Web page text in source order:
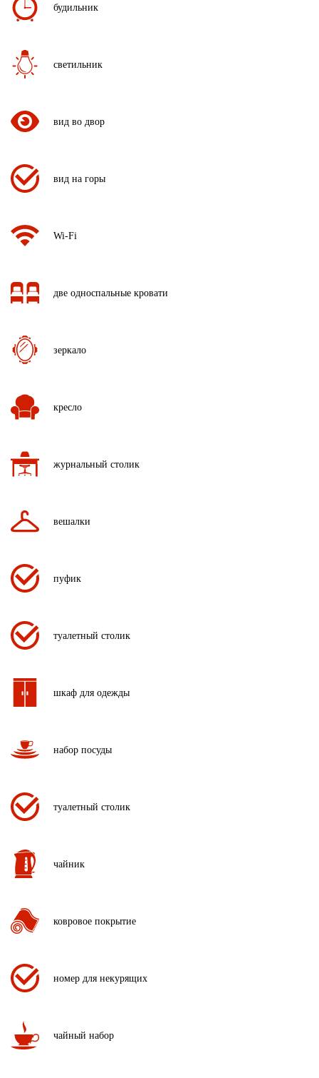
будильник
светильник
вид во двор
вид на горы
Wi-Fi
две односпальные кровати
зеркало
кресло
журнальный столик
вешалки
пуфик
туалетный столик
шкаф для одежды
набор посуды
туалетный столик
чайник
ковровое покрытие
номер для некурящих
чайный набор